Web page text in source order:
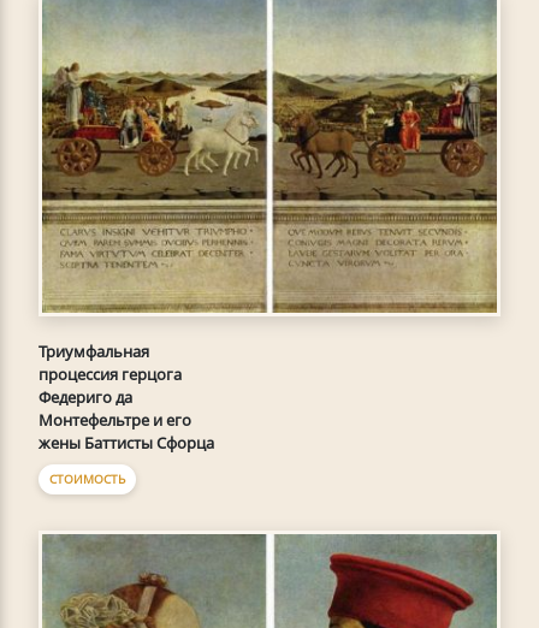
Триумфальная
процессия герцога
Федериго да
Монтефельтре и его
жены Баттисты Сфорца
СТОИМОСТЬ